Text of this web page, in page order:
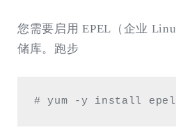
您需要启用 EPEL（企业
储库。跑步
# yum -y install